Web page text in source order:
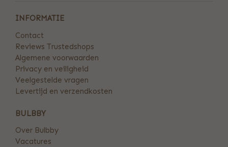
INFORMATIE
Contact
Reviews Trustedshops
Algemene voorwaarden
Privacy en veiligheid
Veelgestelde vragen
Levertijd en verzendkosten
BULBBY
Over Bulbby
Vacatures